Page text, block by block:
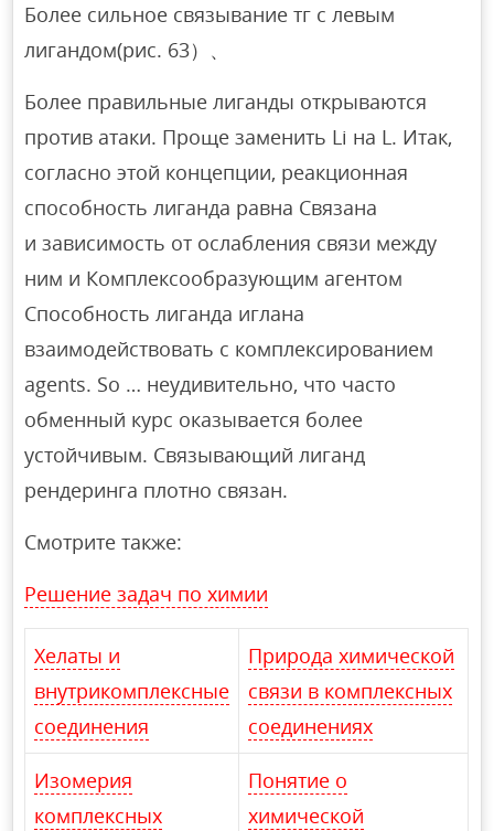
Более сильное связывание тг с левым
лигандом(рис. 63）、
Более правильные лиганды открываются
против атаки. Проще заменить Li на L. Итак,
согласно этой концепции, реакционная
способность лиганда равна Связана
и зависимость от ослабления связи между
ним и Комплексообразующим агентом
Способность лиганда иглана
взаимодействовать с комплексированием
agents. So … неудивительно, что часто
обменный курс оказывается более
устойчивым. Связывающий лиганд
рендеринга плотно связан.
Смотрите также:
Решение задач по химии
Хелаты и
внутрикомплексные
соединения
Природа химической
связи в комплексных
соединениях
Изомерия
комплексных
Понятие о
химической